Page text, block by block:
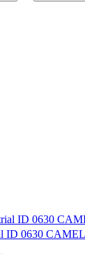
ID 0630